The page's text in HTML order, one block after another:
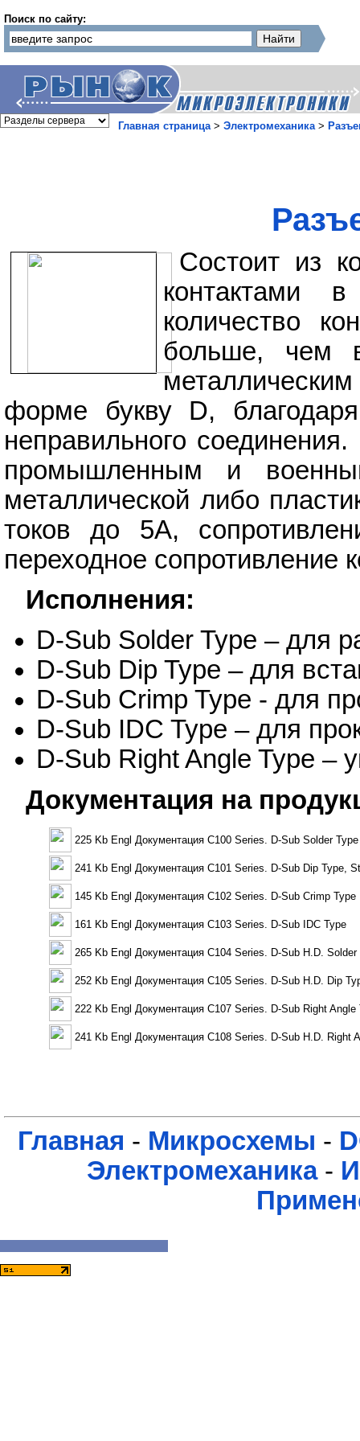
Поиск по сайту:
Главная страница> Электромеханика>
Состоит из
количество
больше, чем
форме букву D,
неправильного
промышленным и
металлической либо
токов до 5А,
переходное сопротивление
Исполнения:
D-Sub Solder Type – для
D-Sub Dip Type – для
D-Sub Crimp Type - для
D-Sub IDC Type – для
D-Sub Right Angle Type –
Документация на
225 Kb Engl Документация C100 Series. D-Sub Solder Type
241 Kb Engl Документация C101 Series. D-Sub Dip Type,
145 Kb Engl Документация C102 Series. D-Sub Crimp Type
161 Kb Engl Документация C103 Series. D-Sub IDC Type
265 Kb Engl Документация C104 Series. D-Sub H.D. Solder
252 Kb Engl Документация C105 Series. D-Sub H.D. Dip
222 Kb Engl Документация C107 Series. D-Sub Right Angle
241 Kb Engl Документация C108 Series. D-Sub H.D. Right
Главная - Микросхемы -
Электромеханика-